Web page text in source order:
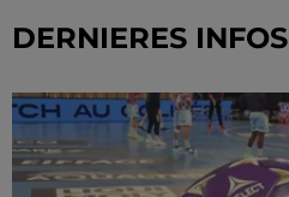
DERNIERES INFOS